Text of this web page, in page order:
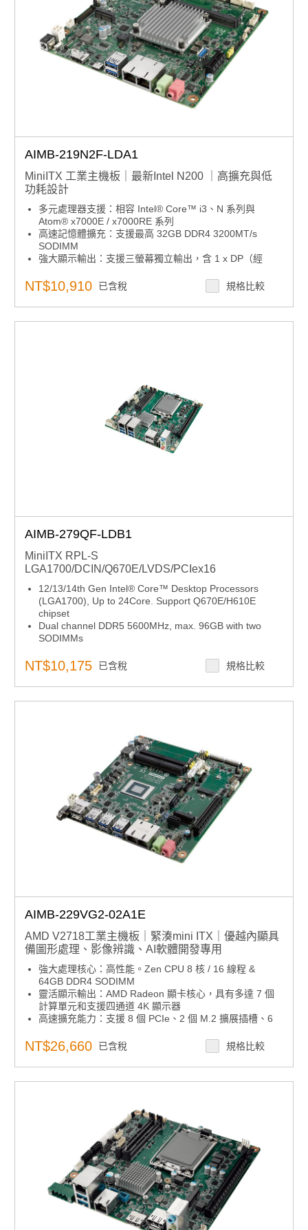
AIMB-219N2F-LDA1
MiniITX 工業主機板｜最新Intel N200 ｜高擴充與低
功耗設計
多元處理器支援：相容 Intel® Core™ i3、N 系列與
Atom® x7000E / x7000RE 系列
高速記憶體擴充：支援最高 32GB DDR4 3200MT/s
SODIMM
強大顯示輸出：支援三螢幕獨立輸出，含 1 x DP（經
彈性 I/O 擴充配置：內建 1 x M.2 B-Key、1 x M.2 E-
Key、3 x USB 3.2 Gen2x1、5 x USB 2.0、1 x USB
Type-C 與 6 x COM
節省空間設計：採用 THIN Mini-ITX 低堆疊 I/O 結構，支
NT$10,910 已含稅 規格比較
AIMB-279QF-LDB1
MiniITX RPL-S
LGA1700/DCIN/Q670E/LVDS/PCIex16
12/13/14th Gen Intel® Core™ Desktop Processors
(LGA1700), Up to 24Core. Support Q670E/H610E
chipset
Dual channel DDR5 5600MHz, max. 96GB with two
SODIMMs
Gen2 (10Gbps), 2.5GbE
Quad independent 4K displays with 2 DP1.4, 1 HDMI,
and 1 LVDS
Rich expansion: M.2 M key for NVMe SSD, M.2 E key
Windows 11 LTSC & Ubuntu 22.04 LTS; SUSI API and
NT$10,175 已含稅 規格比較
AIMB-229VG2-02A1E
AMD V2718工業主機板｜緊湊mini ITX｜優越內顯具
備圖形處理、影像辨識、AI軟體開發專用
強大處理核心：高性能。Zen CPU 8 核 / 16 線程 &
64GB DDR4 SODIMM
靈活顯示輸出：AMD Radeon 顯卡核心，具有多達 7 個
計算單元和支援四通道 4K 顯示器
高速擴充能力：支援 8 個 PCIe、2 個 M.2 擴展插槽、6
穩定供電架構：支援12個電壓直流輸入或4針ATX電源輸
入
軟體整合架構：支援 Windows 10 LTSC 和 Ubuntu
20.04 LTS;SUSI API 和WISE-DeviceOn
NT$26,660 已含稅 規格比較